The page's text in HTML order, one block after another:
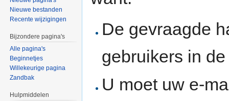
De gevraagde
gebruikers in
U moet uw e-
Nieuwe bestanden
Recente wijzigingen
Bijzondere pagina's
Alle pagina's
Beginnetjes
Willekeurige pagina
Zandbak
Hulpmiddelen